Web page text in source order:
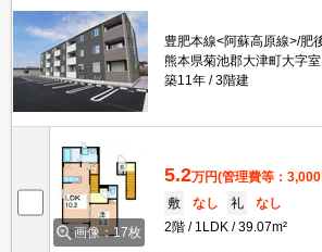
豊肥本線<阿蘇高原線>/肥
熊本県菊池郡大津町大字室
築11年
3階建
画像：17枚
5.2万円(管理費等：
敷
なし 礼
なし
2階
1LDK 39.07m²